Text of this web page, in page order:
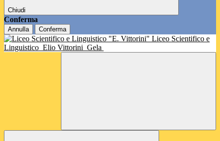
Chiudi
Conferma
Annulla Conferma
Liceo Scientifico e
Linguistico Elio Vittorini Gela